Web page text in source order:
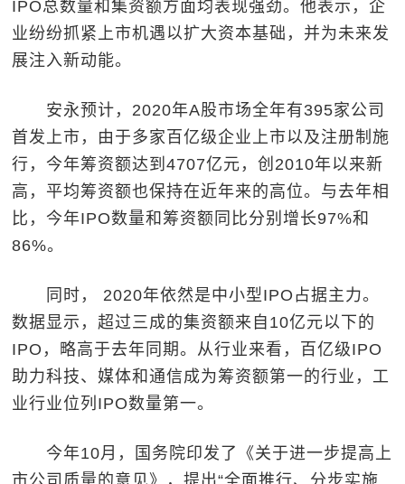
IPO总数量和集资额方面均表现强劲。他表示，企
业纷纷抓紧上市机遇以扩大资本基础，并为未来发
展注入新动能。
安永预计，2020年A股市场全年有395家公司
首发上市，由于多家百亿级企业上市以及注册制施
行，今年筹资额达到4707亿元，创2010年以来新
高，平均筹资额也保持在近年来的高位。与去年相
比，今年IPO数量和筹资额同比分别增长97%和
86%。
同时， 2020年依然是中小型IPO占据主力。
数据显示，超过三成的集资额来自10亿元以下的
IPO，略高于去年同期。从行业来看，百亿级IPO
助力科技、媒体和通信成为筹资额第一的行业，工
业行业位列IPO数量第一。
今年10月，国务院印发了《关于进一步提高上
市公司质量的意见》，提出“全面推行、分步实施